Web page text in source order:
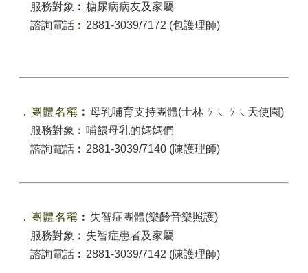
服務對象 ︰糖尿病病友及家屬
諮詢電話 ︰ 2881-3039/7172 (包護理師)
．團體名稱 ︰母乳哺育支持團體(士林ㄋㄟㄋㄟ天使園)
服務對象 ︰ 哺餵母乳的媽媽們
諮詢電話 ︰ 2881-3039/7140 (陳護理師)
．團體名稱 ︰ 失智症團體(樂齡音樂照護)
服務對象 ︰ 失智症患者及家屬
諮詢電話 ︰ 2881-3039/7142 (陳護理師)